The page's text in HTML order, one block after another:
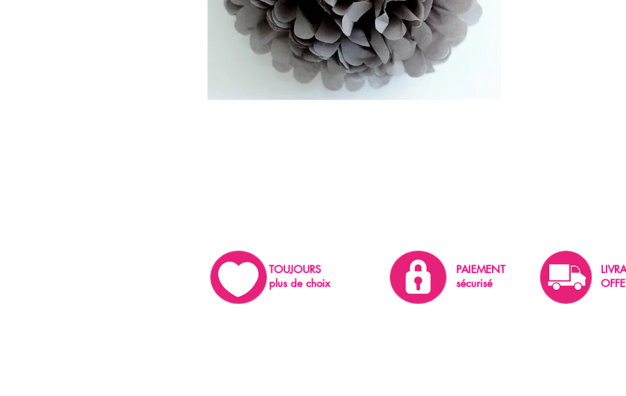
TOUJOURS
plus de choix
PAIEMENT
sécurisé